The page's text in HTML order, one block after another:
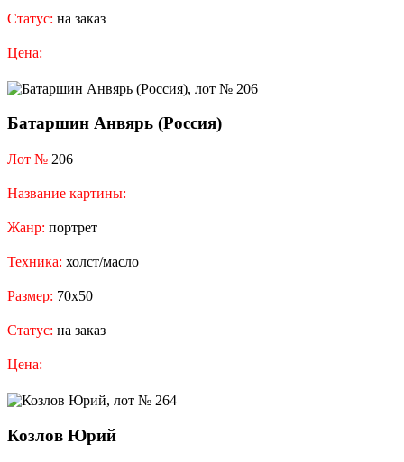
Статус: на заказ
Цена:
Батаршин Анвярь (Россия)
Лот № 206
Название картины:
Жанр: портрет
Техника: холст/масло
Размер: 70x50
Статус: на заказ
Цена:
Козлов Юрий